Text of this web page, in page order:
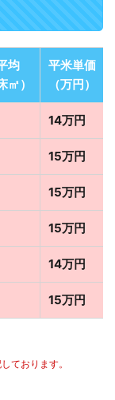
均
㎡）
平米単価
（万円）
14万円
15万円
15万円
15万円
14万円
15万円
ております。